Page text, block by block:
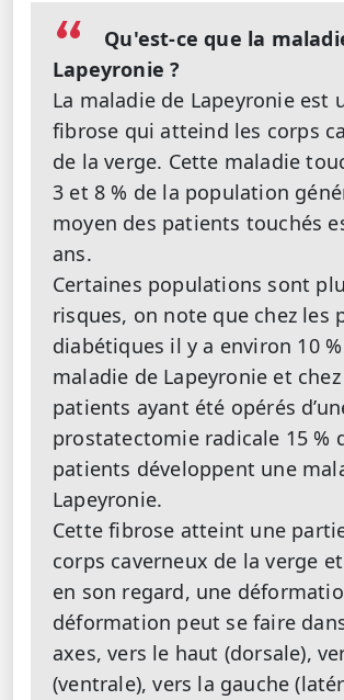
Qu'est-ce que la
Lapeyronie ?
La maladie de Lapeyronie est
fibrose qui atteind les corps
de la verge. Cette maladie
3 et 8 % de la population
moyen des patients touchés
ans.
Certaines populations sont
risques, on note que chez les
diabétiques il y a environ 10
maladie de Lapeyronie et chez
patients ayant été opérés
prostatectomie radicale 15 %
patients développent une
Lapeyronie.
Cette fibrose atteint une
corps caverneux de la verge
en son regard, une
déformation peut se faire
axes, vers le haut (dorsale),
(ventrale), vers la gauche